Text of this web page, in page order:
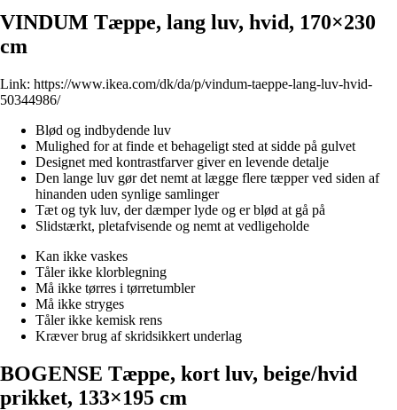
VINDUM Tæppe, lang luv, hvid, 170×230
cm
Link: https://www.ikea.com/dk/da/p/vindum-taeppe-lang-luv-hvid-
50344986/
Blød og indbydende luv
Mulighed for at finde et behageligt sted at sidde på gulvet
Designet med kontrastfarver giver en levende detalje
Den lange luv gør det nemt at lægge flere tæpper ved siden af
hinanden uden synlige samlinger
Tæt og tyk luv, der dæmper lyde og er blød at gå på
Slidstærkt, pletafvisende og nemt at vedligeholde
Kan ikke vaskes
Tåler ikke klorblegning
Må ikke tørres i tørretumbler
Må ikke stryges
Tåler ikke kemisk rens
Kræver brug af skridsikkert underlag
BOGENSE Tæppe, kort luv, beige/hvid
prikket, 133×195 cm